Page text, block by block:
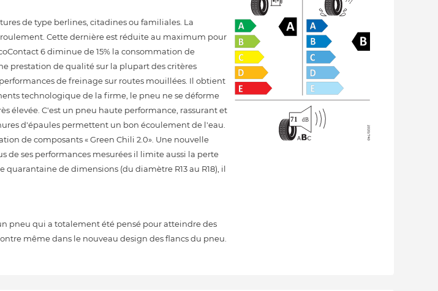
de type berlines, citadines ou familiales. La
Cette dernière est réduite au maximum pour
6 diminue de 15% la consommation de
prestation de qualité sur la plupart des critères
de freinage sur routes mouillées. Il obtient
technologique de la firme, le pneu ne se déforme
élevée. C'est un pneu haute performance, rassurant et
d'épaules permettent un bon écoulement de l'eau.
de composants « Green Chili 2.0». Une nouvelle
ses performances mesurées il limite aussi la perte
de dimensions (du diamètre R13 au R18), il
pneu qui a totalement été pensé pour atteindre des
même dans le nouveau design des flancs du pneu.